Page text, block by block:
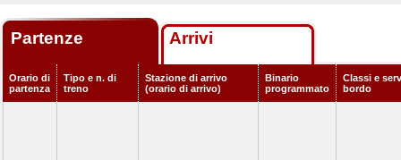
Partenze Arrivi
Orario di
partenza
Tipo e n. di
treno
Stazione di arrivo
(orario di arrivo)
Binario
programmato
Classi e
bordo